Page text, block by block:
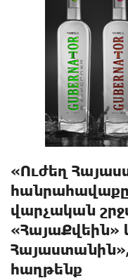
«Ուժեղ
վարչական
«ՀայաՔվեին»
հաղթենք